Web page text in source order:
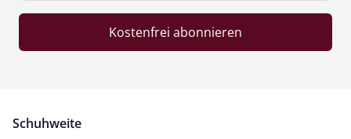
Kostenfrei abonnieren
Schuhweite